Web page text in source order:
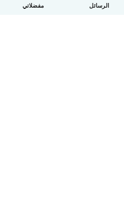
الرسائل مفضلاتي